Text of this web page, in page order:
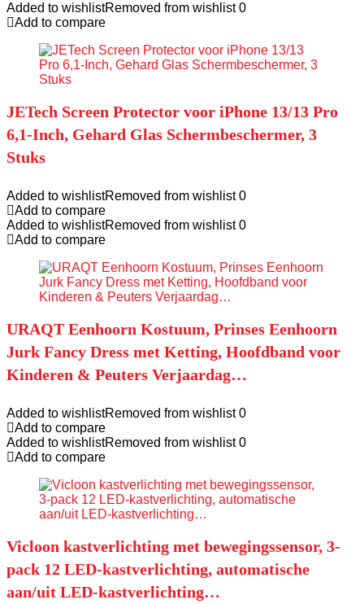
Added to wishlistRemoved from wishlist 0
Add to compare
JETech Screen Protector voor iPhone 13/13 Pro
6,1-Inch, Gehard Glas Schermbeschermer, 3
Stuks
Added to wishlistRemoved from wishlist 0
Add to compare
Added to wishlistRemoved from wishlist 0
Add to compare
URAQT Eenhoorn Kostuum, Prinses Eenhoorn
Jurk Fancy Dress met Ketting, Hoofdband voor
Kinderen & Peuters Verjaardag…
Added to wishlistRemoved from wishlist 0
Add to compare
Added to wishlistRemoved from wishlist 0
Add to compare
Vicloon kastverlichting met bewegingssensor, 3-
pack 12 LED-kastverlichting, automatische
aan/uit LED-kastverlichting…